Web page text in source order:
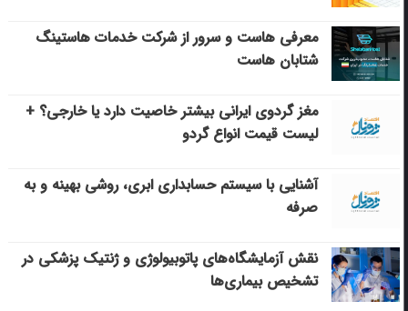
معرفی هاست و سرور از شرکت خدمات هاستینگ
شتابان هاست
مغز گردوی ایرانی بیشتر خاصیت دارد یا خارجی؟ +
لیست قیمت انواع گردو
آشنایی با سیستم حسابداری ابری، روشی بهینه و به
صرفه
نقش آزمایشگاه‌های پاتوبیولوژی و ژنتیک پزشکی در
تشخیص بیماری‌ها